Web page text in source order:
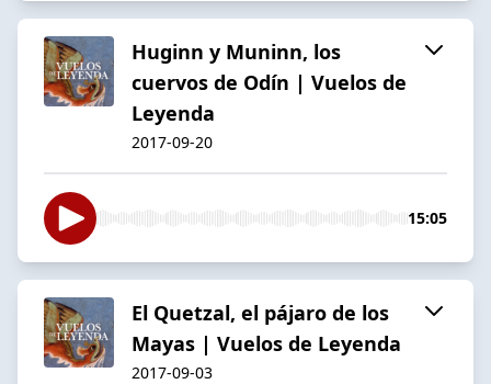
Huginn y Muninn, los
cuervos de Odín | Vuelos de
Leyenda
2017-09-20
15:05
El Quetzal, el pájaro de los
Mayas | Vuelos de Leyenda
2017-09-03